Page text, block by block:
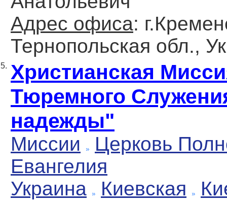
Адрес офиса:
Тернопольская обл.,
5. Христианская
Тюремного
надежды"
Миссии
Церковь
Евангелия
Украина
Киевская